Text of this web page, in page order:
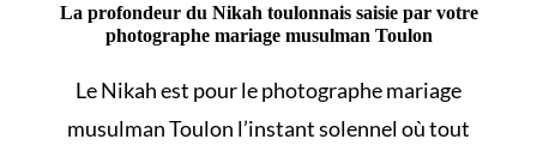
La profondeur du Nikah toulonnais saisie par votre
photographe mariage musulman Toulon
LeNikahest pour le photographe mariage
musulman Toulon l’instant solennel où tout